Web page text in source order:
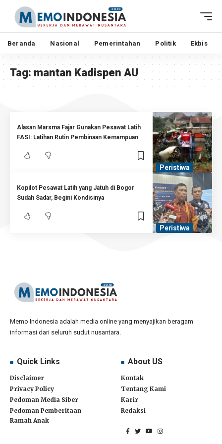
Beranda Nasional Pemerintahan Politik Ekbis
Tag:mantan Kadispen AU
Peristiwa
Alasan Marsma Fajar Gunakan Pesawat Latih
FASI: Latihan Rutin Pembinaan Kemampuan
Peristiwa
Kopilot Pesawat Latih yang Jatuh di Bogor
Sudah Sadar, Begini Kondisinya
Memo Indonesia adalah media online yang menyajikan beragam
informasi dari seluruh sudut nusantara.
Quick Links
Disclaimer
Privacy Policy
Pedoman Media Siber
Pedoman Pemberitaan
Ramah Anak
About US
Kontak
Tentang Kami
Karir
Redaksi